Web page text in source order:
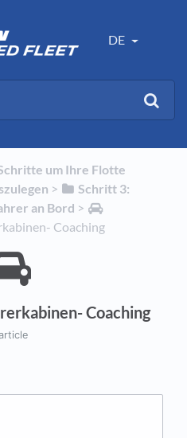
DE
um Ihre Flotte
​ > ​
​Schritt 3:
an Bord ​ > ​
Coaching
Coaching